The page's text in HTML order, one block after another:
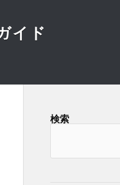
イド
検索